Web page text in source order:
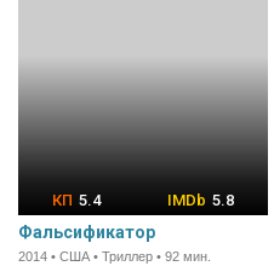
5.4 5.8
Фальсификатор
2014 • США • Триллер • 92 мин.